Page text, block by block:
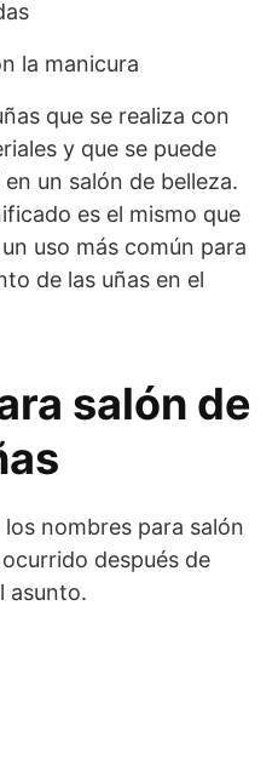
la manicura
que se realiza con
y que se puede
un salón de belleza.
es el mismo que
uso más común para
de las uñas en el
salón de
nombres para salón
después de
asunto.